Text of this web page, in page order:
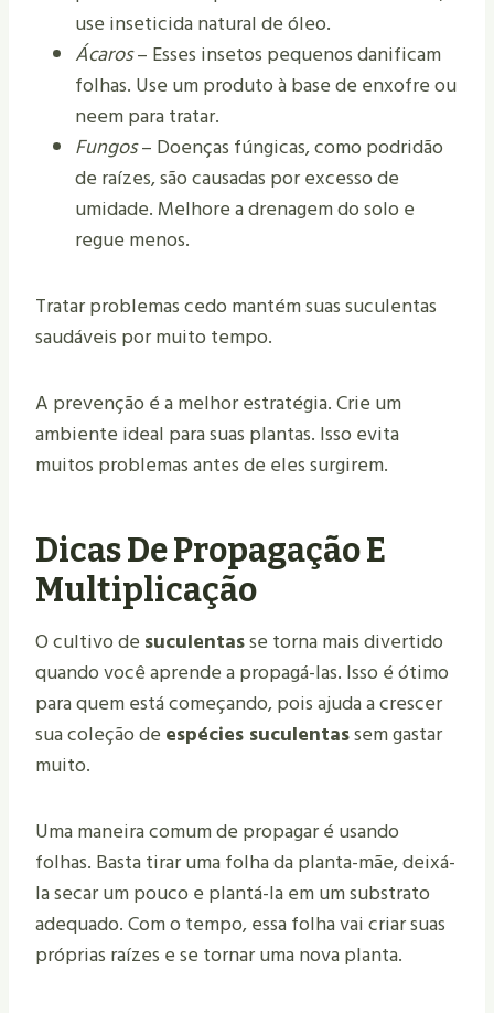
use inseticida natural de óleo.
Ácaros– Esses insetos pequenos danificam
folhas. Use um produto à base de enxofre ou
neem para tratar.
Fungos– Doenças fúngicas, como podridão
de raízes, são causadas por excesso de
umidade. Melhore a drenagem do solo e
regue menos.
Tratar problemas cedo mantém suas suculentas
saudáveis por muito tempo.
A prevenção é a melhor estratégia. Crie um
ambiente ideal para suas plantas. Isso evita
muitos problemas antes de eles surgirem.
Dicas De Propagação E
Multiplicação
O cultivo de suculentasse torna mais divertido
quando você aprende a propagá-las. Isso é ótimo
para quem está começando, pois ajuda a crescer
sua coleção de espécies suculentassem gastar
muito.
Uma maneira comum de propagar é usando
folhas. Basta tirar uma folha da planta-mãe, deixá-
la secar um pouco e plantá-la em um substrato
adequado. Com o tempo, essa folha vai criar suas
próprias raízes e se tornar uma nova planta.